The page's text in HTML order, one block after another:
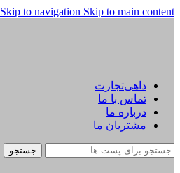
Skip to navigation Skip to main content
داهی‌تجارت
تماس با ما
درباره ما
مشتریان ما
جستجو